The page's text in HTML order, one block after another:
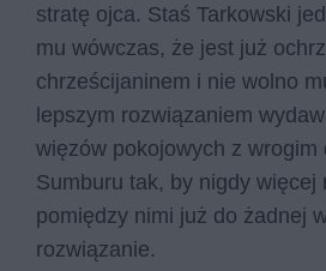
stratę ojca. Staś Tarkowski
mu wówczas, że jest już
chrześcijaninem i nie wolno
lepszym rozwiązaniem
więzów pokojowych z wrogim
Sumburu tak, by nigdy więcej
pomiędzy nimi już do żadnej
rozwiązanie.